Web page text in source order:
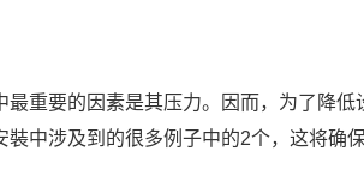
重要的因素是其压力。因而，为了降低
中涉及到的很多例子中的2个，这将确